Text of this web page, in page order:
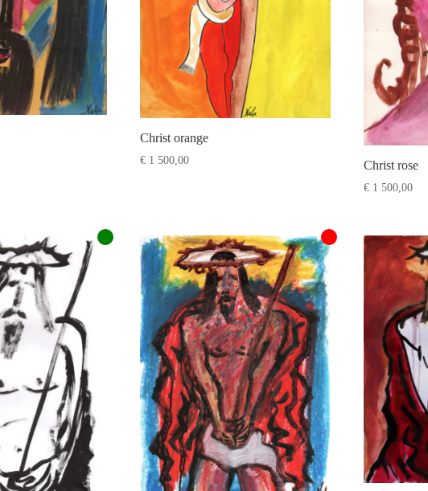
Christ orange
€ 1 500,00 Christ rose
€ 1 500,00